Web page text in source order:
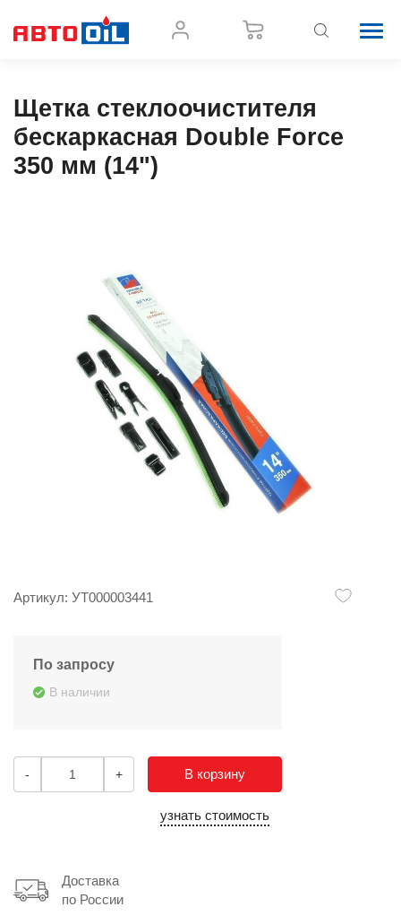
Щетка стеклоочистителя
бескаркасная Double Force
350 мм (14")
Артикул: УТ000003441
По запросу
В наличии
- + В корзину
узнать стоимость
Доставка
по России